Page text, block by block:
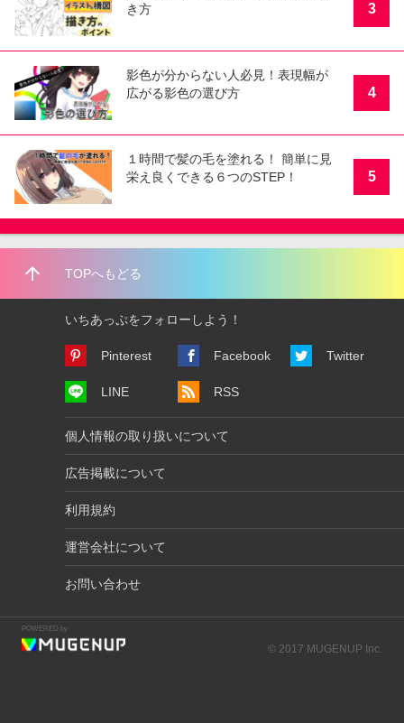
き方
3
影色が分からない人必見！表現幅が
広がる影色の選び方
4
１時間で髪の毛を塗れる！ 簡単に見
栄え良くできる６つのSTEP！
5
arrow_upward TOPへもどる
いちあっぷをフォローしよう！
Pinterest Facebook Twitter
LINE RSS
個人情報の取り扱いについて
広告掲載について
利用規約
運営会社について
お問い合わせ
POWERED by
© 2017 MUGENUP Inc.